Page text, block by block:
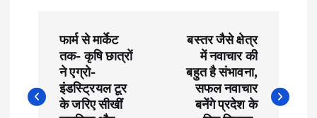
s
फार्म से मार्केट
तक- कृषि छात्रों
ने एग्रो-
इंडस्ट्रियल टूर
के जरिए सीखीं
बस्तर जैसे क्षेत्र
में नवाचार की
बहुत है संभावना,
सफल नवाचार
बनेंगे प्रदेश के